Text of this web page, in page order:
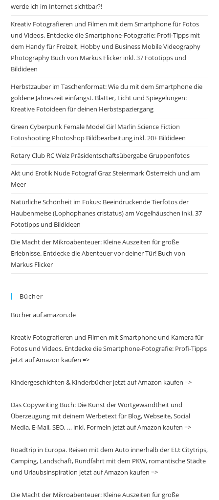
werde ich im Internet sichtbar?!
Kreativ Fotografieren und Filmen mit dem Smartphone für Fotos
und Videos. Entdecke die Smartphone-Fotografie: Profi-Tipps mit
dem Handy für Freizeit, Hobby und Business Mobile Videography
Photography Buch von Markus Flicker inkl. 37 Fototipps und
Bildideen
Herbstzauber im Taschenformat: Wie du mit dem Smartphone die
goldene Jahreszeit einfängst. Blätter, Licht und Spiegelungen:
Kreative Fotoideen für deinen Herbstspaziergang
Green Cyberpunk Female Model Girl Marlin Science Fiction
Fotoshooting Photoshop Bildbearbeitung inkl. 20+ Bildideen
Rotary Club RC Weiz Präsidentschaftsübergabe Gruppenfotos
Akt und Erotik Nude Fotograf Graz Steiermark Österreich und am
Meer
Natürliche Schönheit im Fokus: Beeindruckende Tierfotos der
Haubenmeise (Lophophanes cristatus) am Vogelhäuschen inkl. 37
Fototipps und Bildideen
Die Macht der Mikroabenteuer: Kleine Auszeiten für große
Erlebnisse. Entdecke die Abenteuer vor deiner Tür! Buch von
Markus Flicker
Bücher
Bücher auf amazon.de
Kreativ Fotografieren und Filmen mit Smartphone und Kamera für
Fotos und Videos. Entdecke die Smartphone-Fotografie: Profi-Tipps
jetzt auf Amazon kaufen =>
Kindergeschichten & Kinderbücher jetzt auf Amazon kaufen =>
Das Copywriting Buch: Die Kunst der Wortgewandtheit und
Überzeugung mit deinem Werbetext für Blog, Webseite, Social
Media, E-Mail, SEO, … inkl. Formeln jetzt auf Amazon kaufen =>
Roadtrip in Europa. Reisen mit dem Auto innerhalb der EU: Citytrips,
Camping, Landschaft, Rundfahrt mit dem PKW, romantische Städte
und Urlaubsinspiration jetzt auf Amazon kaufen =>
Die Macht der Mikroabenteuer: Kleine Auszeiten für große